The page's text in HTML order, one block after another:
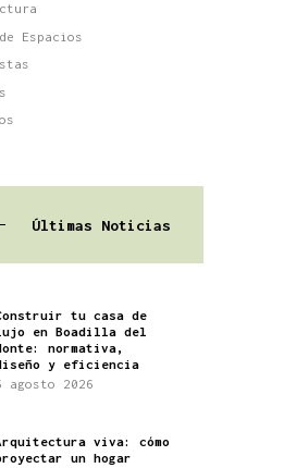
Espacios
Últimas Noticias
tu casa de
en Boadilla del
normativa,
y eficiencia
agosto 2026
viva: cómo
un hogar